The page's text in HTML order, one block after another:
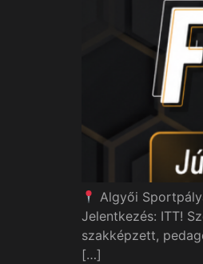
Algyői
Jelentkezés: ITT!
szakképzett,
[…]